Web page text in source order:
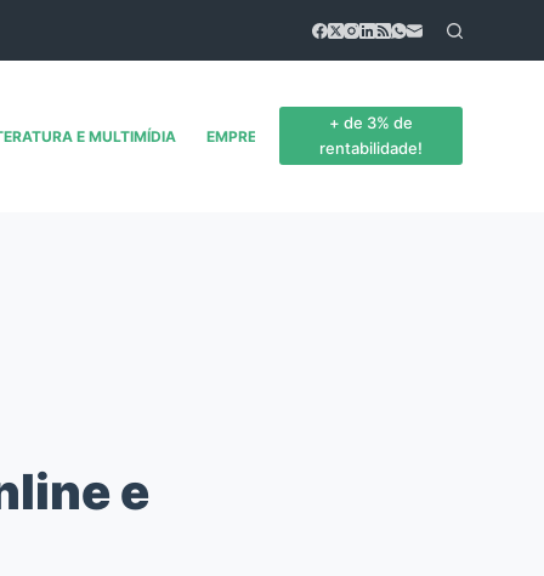
E MULTIMÍDIA EMPREENDEDORISMO
+ de 3% de
rentabilidade!
e